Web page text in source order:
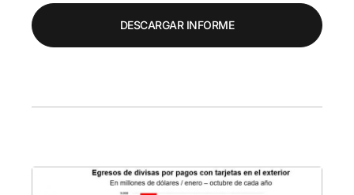
DESCARGAR INFORME